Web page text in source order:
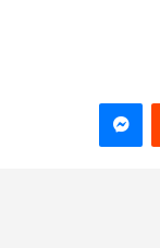
ماسنجر